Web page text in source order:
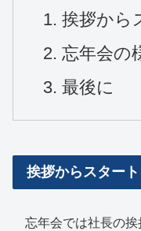
挨拶から
忘年会の
最後に
挨拶からスタート
忘年会では社長の挨